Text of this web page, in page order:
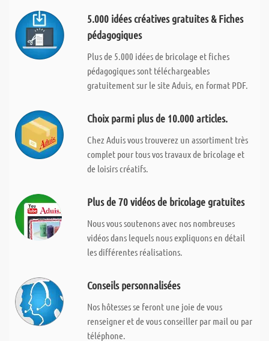
5.000 idées créatives gratuites & Fiches
pédagogiques
Plus de 5.000 idées de bricolage et fiches
pédagogiques sont téléchargeables
gratuitement sur le site Aduis, en format PDF.
Choix parmi plus de 10.000 articles.
Chez Aduis vous trouverez un assortiment très
complet pour tous vos travaux de bricolage et
de loisirs créatifs.
Plus de 70 vidéos de bricolage gratuites
Nous vous soutenons avec nos nombreuses
vidéos dans lequels nous expliquons en détail
les différentes réalisations.
Conseils personnalisées
Nos hôtesses se feront une joie de vous
renseigner et de vous conseiller par mail ou par
téléphone.